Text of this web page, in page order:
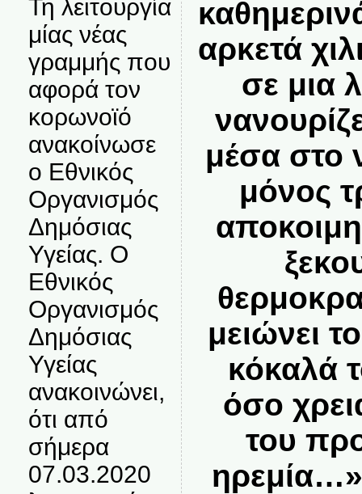
Τη λειτουργία
μίας νέας
γραμμής που
αφορά τον
κορωνοϊό
ανακοίνωσε
ο Εθνικός
Οργανισμός
Δημόσιας
Υγείας. Ο
Εθνικός
Οργανισμός
Δημόσιας
Υγείας
ανακοινώνει,
ότι από
σήμερα
07.03.2020
αρκετά
σε μια
μέσα στο
μόνος
μειώνει
κόκαλά
όσο
του